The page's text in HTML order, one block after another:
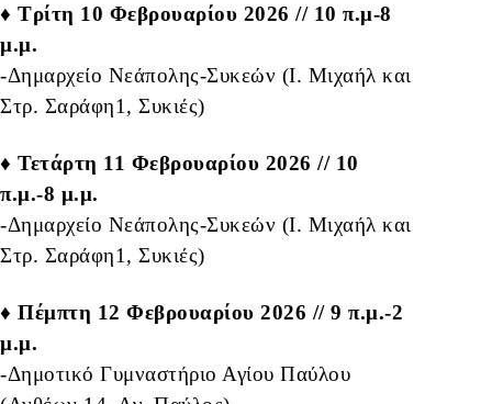
♦ Τρίτη 10 Φεβρουαρίου 2026 // 10 π.μ-8
μ.μ.
-Δημαρχείο Νεάπολης-Συκεών (Ι. Μιχαήλ και
Στρ. Σαράφη1, Συκιές)
♦ Τετάρτη 11 Φεβρουαρίου 2026 // 10
π.μ.-8 μ.μ.
-Δημαρχείο Νεάπολης-Συκεών (Ι. Μιχαήλ και
Στρ. Σαράφη1, Συκιές)
♦ Πέμπτη 12 Φεβρουαρίου 2026 // 9 π.μ.-2
μ.μ.
-Δημοτικό Γυμναστήριο Αγίου Παύλου